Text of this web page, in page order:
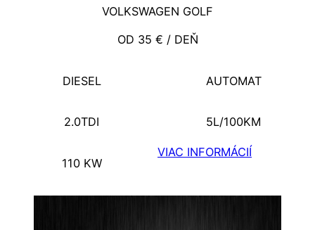
VOLKSWAGEN GOLF
OD 35 € / DEŇ
DIESEL AUTOMAT
2.0TDI 5L/100KM
110 KW
VIAC INFORMÁCIÍ